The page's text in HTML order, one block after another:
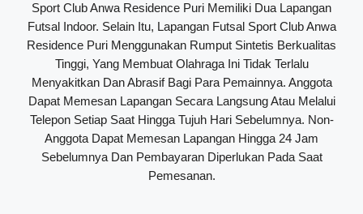
Sport Club Anwa Residence Puri Memiliki Dua Lapangan
Futsal Indoor. Selain Itu, Lapangan Futsal Sport Club Anwa
Residence Puri Menggunakan Rumput Sintetis Berkualitas
Tinggi, Yang Membuat Olahraga Ini Tidak Terlalu
Menyakitkan Dan Abrasif Bagi Para Pemainnya. Anggota
Dapat Memesan Lapangan Secara Langsung Atau Melalui
Telepon Setiap Saat Hingga Tujuh Hari Sebelumnya. Non-
Anggota Dapat Memesan Lapangan Hingga 24 Jam
Sebelumnya Dan Pembayaran Diperlukan Pada Saat
Pemesanan.